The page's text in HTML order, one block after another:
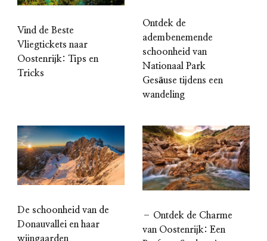
Vind de Beste
Vliegtickets naar
Oostenrijk: Tips en
Tricks
Ontdek de
adembenemende
schoonheid van
Nationaal Park
Gesäuse tijdens een
wandeling
De schoonheid van de
Donauvallei en haar
wijngaarden
– Ontdek de Charme
van Oostenrijk: Een